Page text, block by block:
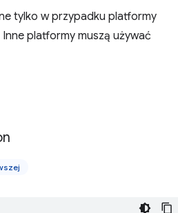
tylko w przypadku platformy
platformy muszą używać